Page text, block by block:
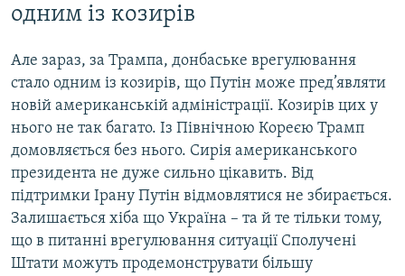
одним із козирів
Але зараз, за Трампа, донбаське врегулювання
стало одним із козирів, що Путін може пред’являти
новій американській адміністрації. Козирів цих у
нього не так багато. Із Північною Кореєю Трамп
домовляється без нього. Сирія американського
президента не дуже сильно цікавить. Від
підтримки Ірану Путін відмовлятися не збирається.
Залишається хіба що Україна – та й те тільки тому,
що в питанні врегулювання ситуації Сполучені
Штати можуть продемонструвати більшу